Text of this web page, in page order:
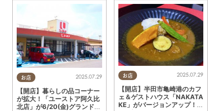
お店 2025.07.29
【開店】暮らしの品コーナー
が拡大！「ユーストア阿久比
北店」が6/20(金)グランドオ
お店 2025.07.29
【開店】半田市亀崎港のカフ
ェ＆ゲストハウス「NAKATA
KE」がバージョンアップ！7/